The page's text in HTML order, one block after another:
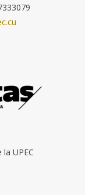
UPEC